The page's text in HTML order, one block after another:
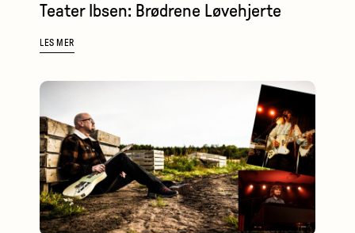
Teater Ibsen: Brødrene Løvehjerte
LES MER